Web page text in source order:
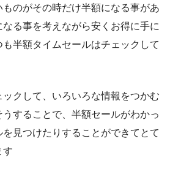
ものがその時だけ半額になる事があ
る事を考えながら安くお得に手に
半額タイムセールはチェックして
ックして、いろいろな情報をつかむ
することで、半額セールがわかっ
見つけたりすることができてとて
す